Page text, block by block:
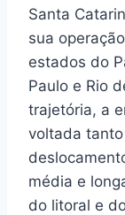
Santa
sua
estados do
Paulo e Rio
trajetória, a
voltada
média e
do litoral e